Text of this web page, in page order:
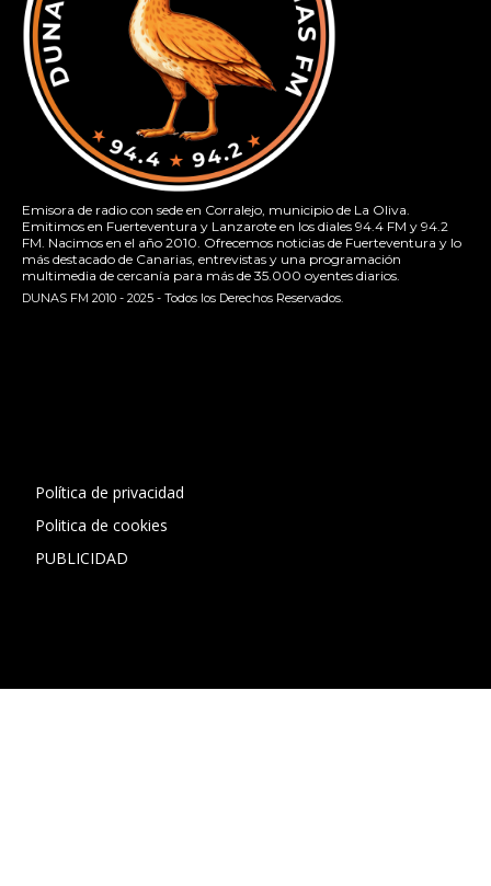
Emisora de radio con sede en Corralejo, municipio de La Oliva.
Emitimos en Fuerteventura y Lanzarote en los diales 94.4 FM y 94.2
FM. Nacimos en el año 2010. Ofrecemos noticias de Fuerteventura y lo
más destacado de Canarias, entrevistas y una programación
multimedia de cercanía para más de 35.000 oyentes diarios.
DUNAS FM 2010 - 2025 - Todos los Derechos Reservados.
Política de privacidad
Politica de cookies
PUBLICIDAD